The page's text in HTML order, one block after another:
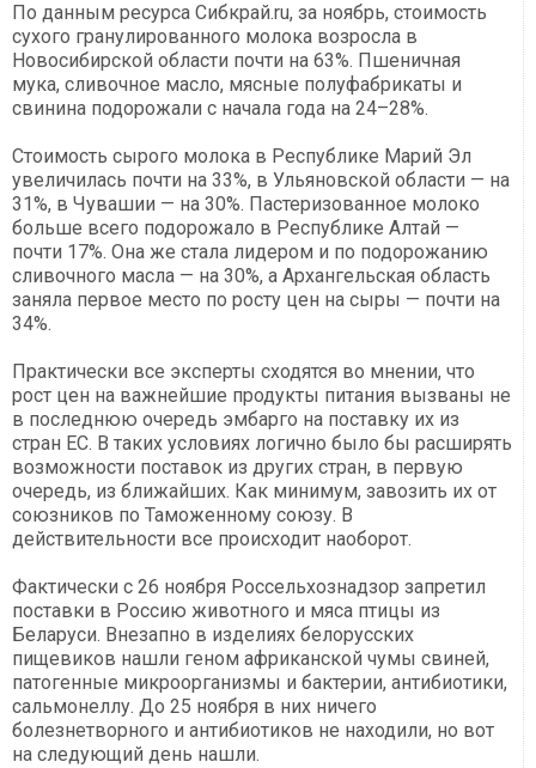
По данным ресурса Сибкрай.ru, за ноябрь, стоимость
сухого гранулированного молока возросла в
Новосибирской области почти на 63%. Пшеничная
мука, сливочное масло, мясные полуфабрикаты и
свинина подорожали с начала года на 24–28%.
Стоимость сырого молока в Республике Марий Эл
увеличилась почти на 33%, в Ульяновской области — на
31%, в Чувашии — на 30%. Пастеризованное молоко
больше всего подорожало в Республике Алтай —
почти 17%. Она же стала лидером и по подорожанию
сливочного масла — на 30%, а Архангельская область
заняла первое место по росту цен на сыры — почти на
34%.
Практически все эксперты сходятся во мнении, что
рост цен на важнейшие продукты питания вызваны не
в последнюю очередь эмбарго на поставку их из
стран ЕС. В таких условиях логично было бы расширять
возможности поставок из других стран, в первую
очередь, из ближайших. Как минимум, завозить их от
союзников по Таможенному союзу. В
действительности все происходит наоборот.
Фактически с 26 ноября Россельхознадзор запретил
поставки в Россию животного и мяса птицы из
Беларуси. Внезапно в изделиях белорусских
пищевиков нашли геном африканской чумы свиней,
патогенные микроорганизмы и бактерии, антибиотики,
сальмонеллу. До 25 ноября в них ничего
болезнетворного и антибиотиков не находили, но вот
на следующий день нашли.